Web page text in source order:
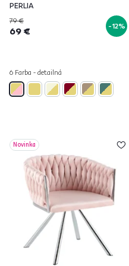
PERLIA
79 €
69 € -12%
6 Farba - detailná
Novinka